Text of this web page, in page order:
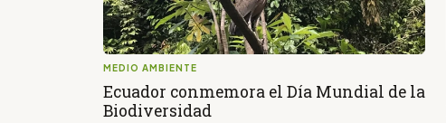
MEDIO AMBIENTE
Ecuador conmemora el Día Mundial de la
Biodiversidad